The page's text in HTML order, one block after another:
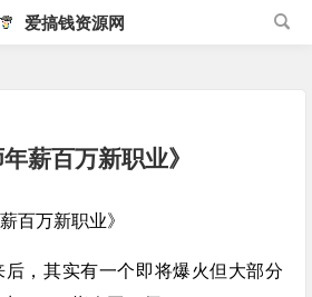
爱搞钱资源网
薪百万新职业》
后，其实有一个即将爆火但大部分